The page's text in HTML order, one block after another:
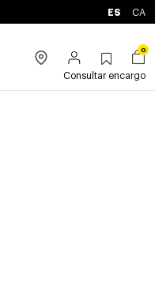
ES CA
0
Consultar encargo